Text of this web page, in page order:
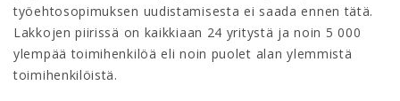
työehtosopimuksen uudistamisesta ei saada ennen tätä.
Lakkojen piirissä on kaikkiaan 24 yritystä ja noin 5 000
ylempää toimihenkilöä eli noin puolet alan ylemmistä
toimihenkilöistä.